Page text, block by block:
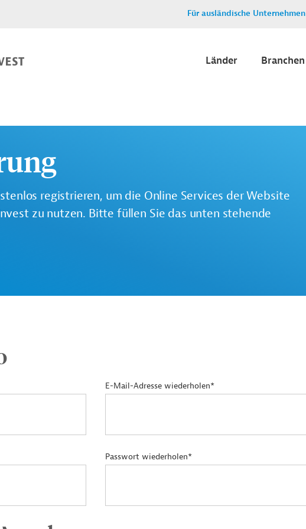
Für ausländische Unternehmen
Länder Branchen
registrieren, um die Online Services der Website
zu nutzen. Bitte füllen Sie das unten stehende
E-Mail-Adresse wiederholen*
Passwort wiederholen*